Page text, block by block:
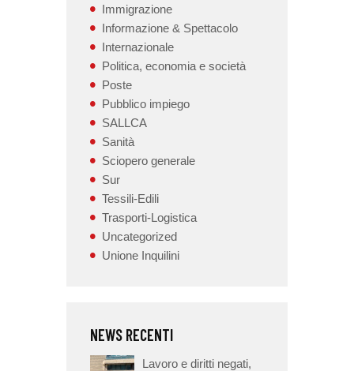
Immigrazione
Informazione & Spettacolo
Internazionale
Politica, economia e società
Poste
Pubblico impiego
SALLCA
Sanità
Sciopero generale
Sur
Tessili-Edili
Trasporti-Logistica
Uncategorized
Unione Inquilini
NEWS RECENTI
Lavoro e diritti negati,